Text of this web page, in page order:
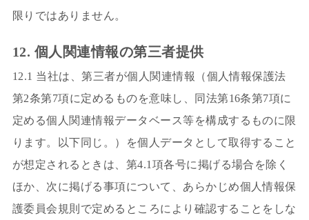
限りではありません。
12. 個人関連情報の第三者提供
12.1 当社は、第三者が個人関連情報（個人情報保護法
第2条第7項に定めるものを意味し、同法第16条第7項に
定める個人関連情報データベース等を構成するものに限
ります。以下同じ。）を個人データとして取得すること
が想定されるときは、第4.1項各号に掲げる場合を除く
ほか、次に掲げる事項について、あらかじめ個人情報保
護委員会規則で定めるところにより確認することをしな